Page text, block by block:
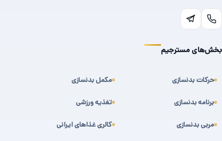
بخش‌های مسترجیم
حرکات بدنسازی
برنامه بدنسازی
مربی بدنسازی
مکمل بدنسازی
تغذیه ورزشی
کالری غذاهای ایرانی